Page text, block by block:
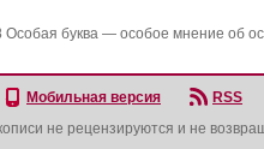
Особая буква — особое мнение об
Мобильная версия
RSS
не рецензируются и не